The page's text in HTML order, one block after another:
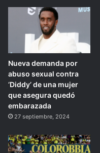
Nueva demanda por
abuso sexual contra
‘Diddy’ de una mujer
que asegura quedó
embarazada
27 septiembre, 2024